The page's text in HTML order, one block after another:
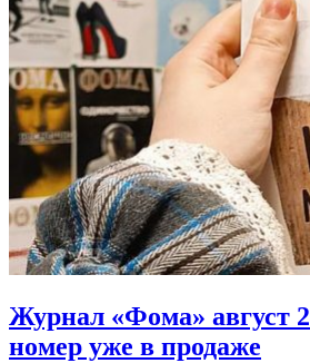
Журнал «Фома» август
номер уже в продаже